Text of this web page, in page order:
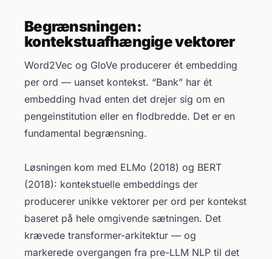
Begrænsningen:
kontekstuafhængige vektorer
Word2Vec og GloVe producerer ét embedding
per ord — uanset kontekst. “Bank” har ét
embedding hvad enten det drejer sig om en
pengeinstitution eller en flodbredde. Det er en
fundamental begrænsning.
Løsningen kom med ELMo (2018) og BERT
(2018): kontekstuelle embeddings der
producerer unikke vektorer per ord per kontekst
baseret på hele omgivende sætningen. Det
krævede transformer-arkitektur — og
markerede overgangen fra pre-LLM NLP til det